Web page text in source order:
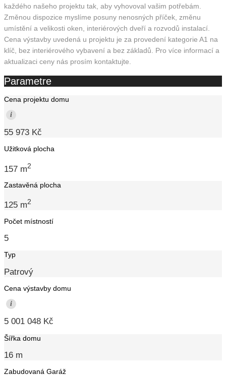
každého našeho projektu tak, aby vyhovoval vašim potřebám.
Změnou dispozice myslíme posuny nenosných příček, změnu
umístění a velikosti oken, interiérových dveří a rozvodů instalací.
Cena výstavby uvedená u projektu je za provedení kategorie A1 na
klíč, bez interiérového vybavení a bez základů. Pro více informací a
aktualizaci ceny nás prosím kontaktujte.
Parametre
Cena projektu domu
i
55 973 Kč
Užitková plocha
157 m2
Zastavěná plocha
125 m2
Počet místností
5
Typ
Patrový
Cena výstavby domu
i
5 001 048 Kč
Šířka domu
16 m
Zabudovaná Garáž